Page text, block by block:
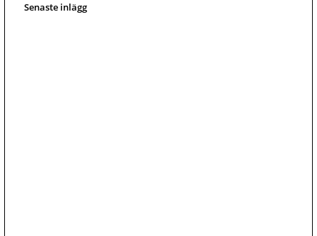
Senaste inlägg